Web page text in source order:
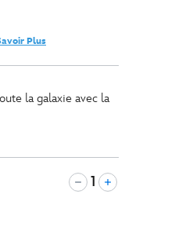
Plus
la galaxie avec la